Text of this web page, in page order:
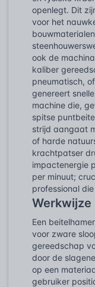
openlegt. Dit
voor het
ook de
kaliber
pneumatisch,
genereert
machine die,
spitse
strijd aangaat
of harde
krachtpatser
impactenergie
per minuut;
professional
Werkwijze
Een
voor zware
gereedschap
door de
op een
gebruiker